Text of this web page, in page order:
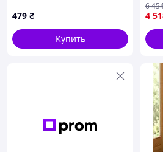
479 ₴
Купить
4
6